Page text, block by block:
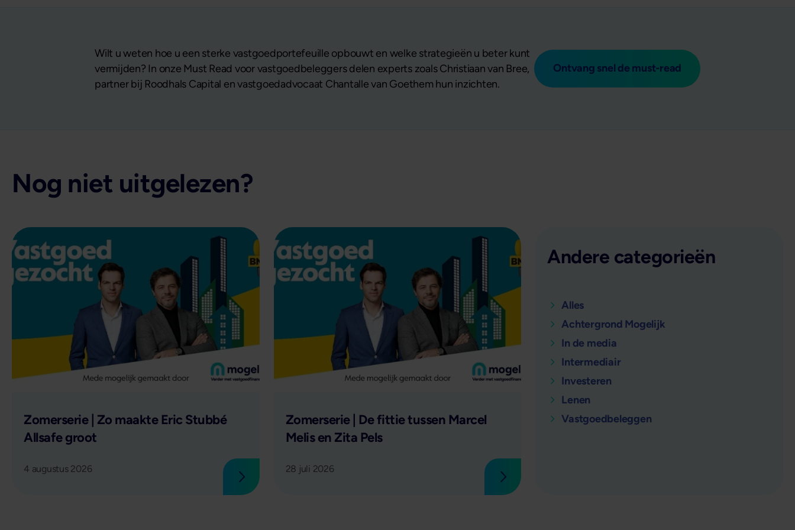
Wilt u weten hoe u een sterke vastgoedportefeuille opbouwt en welke strategieën u beter kunt
vermijden? In onze Must Read voor vastgoedbeleggers delen experts zoals Christiaan van Bree,
partner bij Roodhals Capital en vastgoedadvocaat Chantalle van Goethem hun inzichten.
Ontvang snel de must-read
Nog niet uitgelezen?
Lees verder
Zomerserie | Zo maakte Eric Stubbé
Allsafe groot
4 augustus 2026
Lees verder
Lees verder
Zomerserie | De fittie tussen Marcel
Melis en Zita Pels
28 juli 2026
Lees verder
Andere categorieën
Alles
Achtergrond Mogelijk
In de media
Intermediair
Investeren
Lenen
Vastgoedbeleggen